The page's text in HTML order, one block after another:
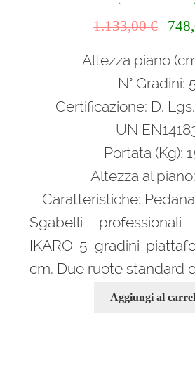
1.133,00€
era:
Altezza piano
N° Gradini:
Certificazione: D.
Portata (Kg):
Altezza al
Caratteristiche:
Sgabelli
IKARO 5 gradini
cm. Due ruote standard
Aggiungi al